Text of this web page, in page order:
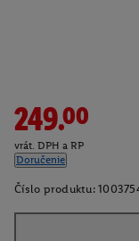
249.00
vrát. DPH a RP
Doručenie
Číslo produktu: